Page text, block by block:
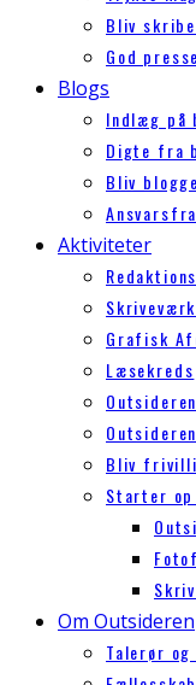
Bliv
God
Blogs
Indlæg på
Digte fra
Bliv
Aktiviteter
Grafisk
Læsekreds
Bliv
Starter
Om Outsideren
Talerør